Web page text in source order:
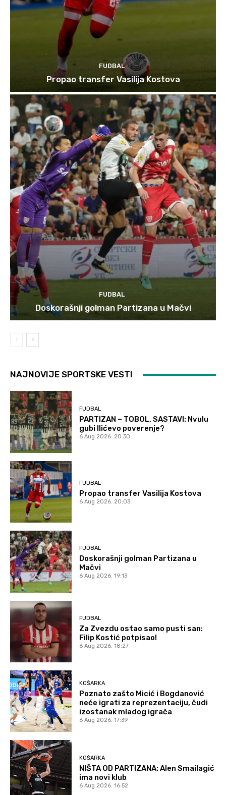
FUDBAL
Propao transfer Vasilija Kostova
FUDBAL
Doskorašnji golman Partizana u Mačvi
NAJNOVIJE SPORTSKE VESTI
FUDBAL
PARTIZAN – TOBOL, SASTAVI: Nvulu
gubi Ilićevo poverenje?
6 Aug 2026. 20:30
FUDBAL
Propao transfer Vasilija Kostova
6 Aug 2026. 20:03
FUDBAL
Doskorašnji golman Partizana u
Mačvi
6 Aug 2026. 19:13
FUDBAL
Za Zvezdu ostao samo pusti san:
Filip Kostić potpisao!
6 Aug 2026. 18:27
KOŠARKA
Poznato zašto Micić i Bogdanović
neće igrati za reprezentaciju, čudi
izostanak mladog igrača
6 Aug 2026. 17:39
KOŠARKA
NIŠTA OD PARTIZANA: Alen Smailagić
ima novi klub
6 Aug 2026. 16:52